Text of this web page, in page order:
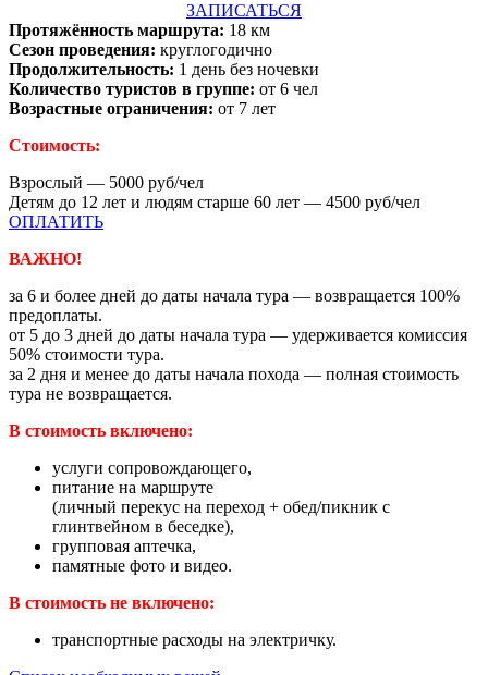
ЗАПИСАТЬСЯ
Протяжённость маршрута: 18 км
Сезон проведения: круглогодично
Продолжительность: 1 день без ночевки
Количество туристов в группе: от 6 чел
Возрастные ограничения: от 7 лет
Стоимость:
Взрослый — 5000 руб/чел
Детям до 12 лет и людям старше 60 лет — 4500 руб/чел
ОПЛАТИТЬ
ВАЖНО!
за 6 и более дней до даты начала тура — возвращается 100%
предоплаты.
от 5 до 3 дней до даты начала тура — удерживается комиссия
50% стоимости тура.
за 2 дня и менее до даты начала похода — полная стоимость
тура не возвращается.
В стоимость включено:
услуги сопровождающего,
питание на маршруте
(личный перекус на переход + обед/пикник c
глинтвейном в беседке),
групповая аптечка,
памятные фото и видео.
В стоимость не включено:
транспортные расходы на электричку.